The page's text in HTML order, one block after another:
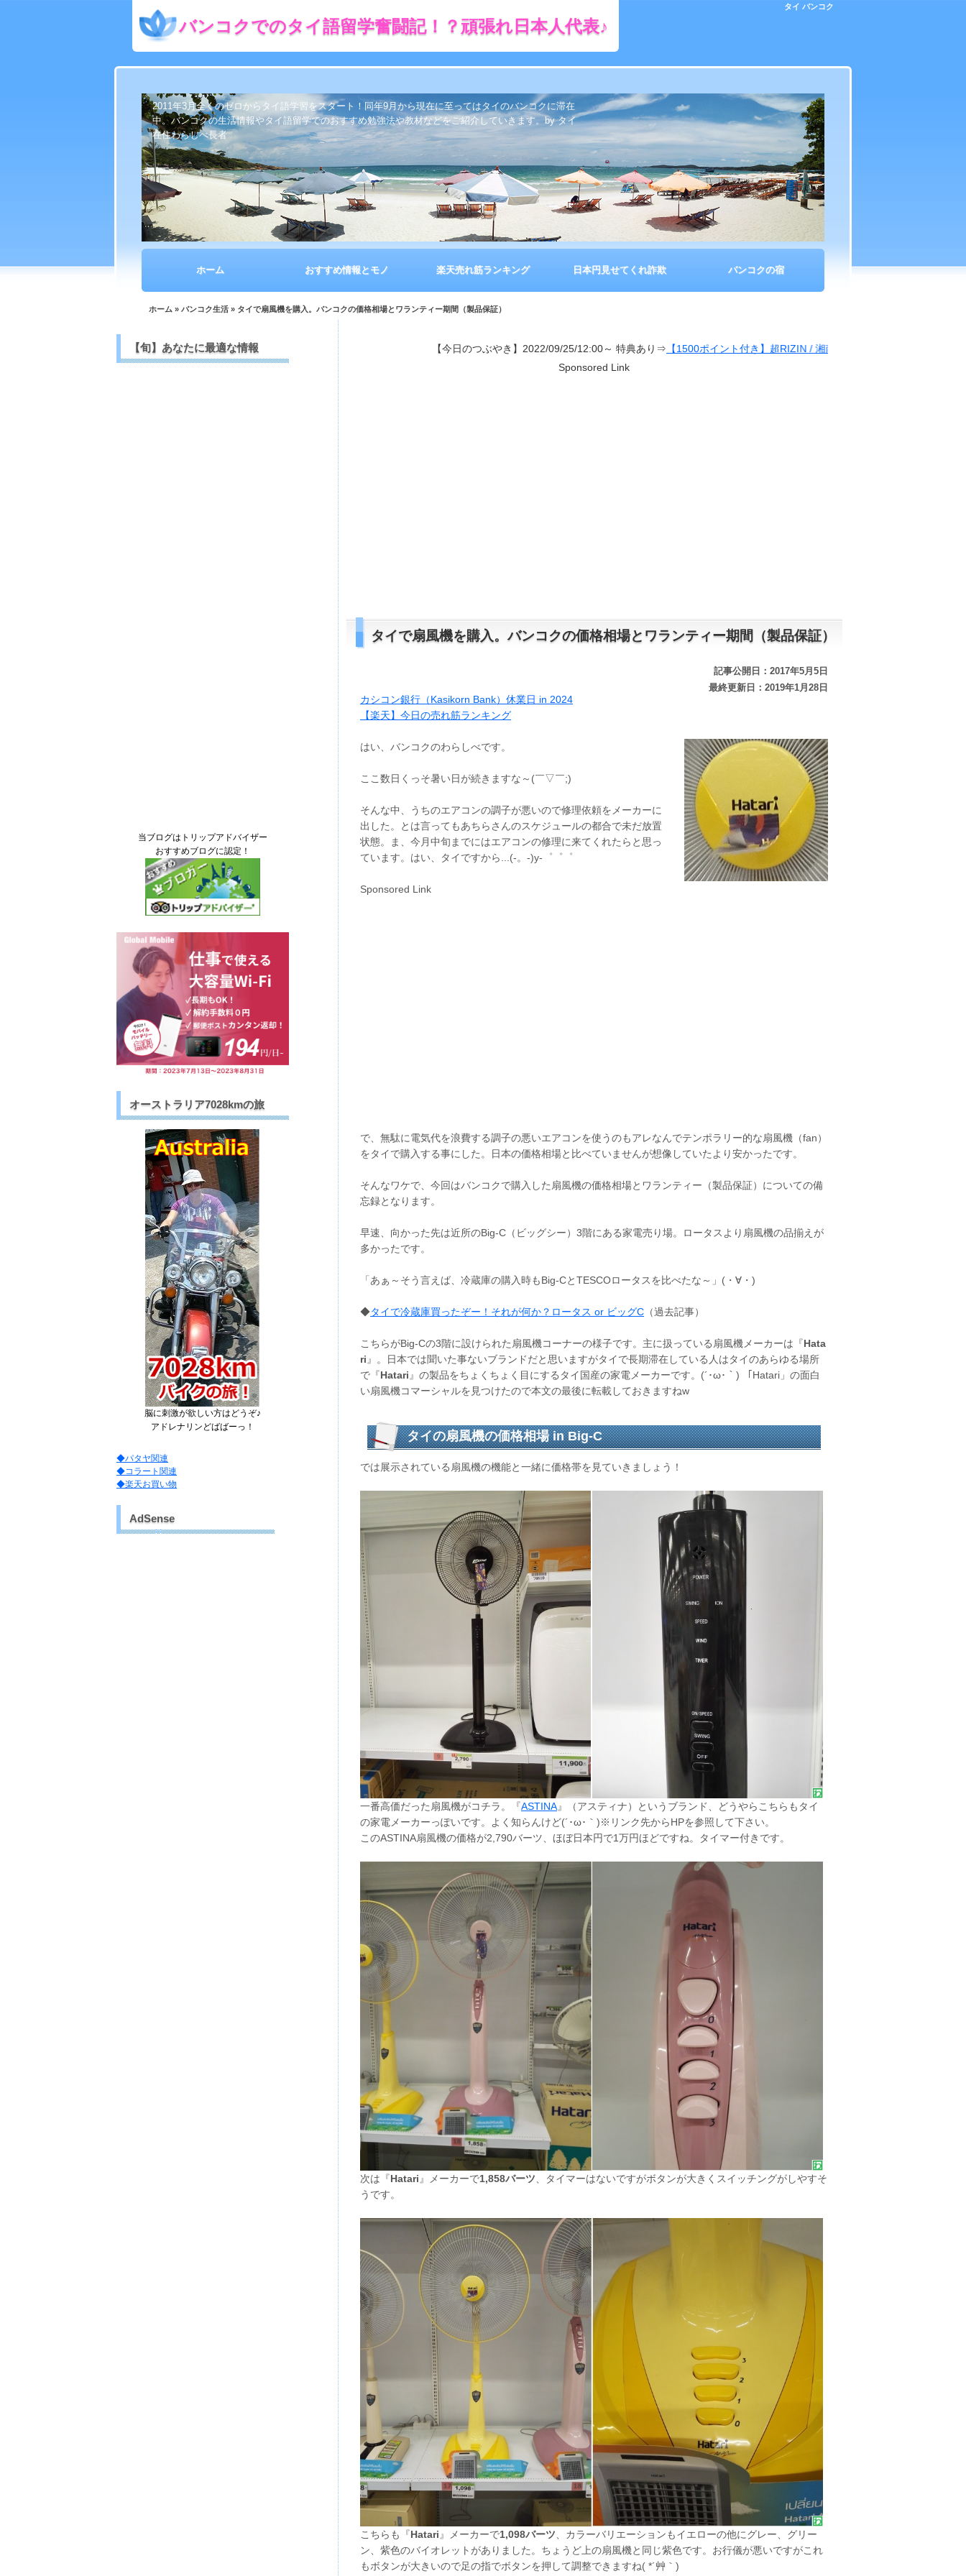
タイ バンコク
バンコクでのタイ語留学奮闘記！？頑張れ日本人代表♪
2011年3月全くのゼロからタイ語学習をスタート！同年9月から現在に至ってはタイのバンコクに滞在
中。バンコクの生活情報やタイ語留学でのおすすめ勉強法や教材などをご紹介していきます。by タイ
在住わらしべ長者
ホーム おすすめ情報とモノ 楽天売れ筋ランキング 日本円見せてくれ詐欺 バンコクの宿
ホーム » バンコク生活 » タイで扇風機を購入。バンコクの価格相場とワランティー期間（製品保証）
【今日のつぶやき】2022/09/25/12:00～ 特典あり⇒【1500ポイント付き】超RIZIN / 湘南美容クリニック presents RIZIN.38
Sponsored Link
タイで扇風機を購入。バンコクの価格相場とワランティー期間（製品保証）
記事公開日：2017年5月5日
最終更新日：2019年1月28日
カシコン銀行（Kasikorn Bank）休業日 in 2024
【楽天】今日の売れ筋ランキング
はい、バンコクのわらしべです。
ここ数日くっそ暑い日が続きますな～(￣▽￣;)
そんな中、うちのエアコンの調子が悪いので修理依頼をメーカーに
出した。とは言ってもあちらさんのスケジュールの都合で未だ放置
状態。ま、今月中旬までにはエアコンの修理に来てくれたらと思っ
ています。はい、タイですから...(-。-)y-゜゜゜
Sponsored Link
で、無駄に電気代を浪費する調子の悪いエアコンを使うのもアレなんでテンポラリー的な扇風機（fan）
をタイで購入する事にした。日本の価格相場と比べていませんが想像していたより安かったです。
そんなワケで、今回はバンコクで購入した扇風機の価格相場とワランティー（製品保証）についての備
忘録となります。
早速、向かった先は近所のBig-C（ビッグシー）3階にある家電売り場。ロータスより扇風機の品揃えが
多かったです。
「あぁ～そう言えば、冷蔵庫の購入時もBig-CとTESCOロータスを比べたな～」(・∀・)
◆タイで冷蔵庫買ったぞー！それが何か？ロータス or ビッグC （過去記事）
こちらがBig-Cの3階に設けられた扇風機コーナーの様子です。主に扱っている扇風機メーカーは『Hata
ri 』。日本では聞いた事ないブランドだと思いますがタイで長期滞在している人はタイのあらゆる場所
で『Hatari 』の製品をちょくちょく目にするタイ国産の家電メーカーです。(´･ω･｀) 「Hatari」の面白
い扇風機コマーシャルを見つけたので本文の最後に転載しておきますねw
タイの扇風機の価格相場 in Big-C
では展示されている扇風機の機能と一緒に価格帯を見ていきましょう！
一番高価だった扇風機がコチラ。『ASTINA』（アスティナ）というブランド、どうやらこちらもタイ
の家電メーカーっぽいです。よく知らんけど(´･ω･｀)※リンク先からHPを参照して下さい。
このASTINA扇風機の価格が2,790バーツ、ほぼ日本円で1万円ほどですね。タイマー付きです。
次は『Hatari 』メーカーで1,858バーツ 、タイマーはないですがボタンが大きくスイッチングがしやすそ
うです。
こちらも『Hatari 』メーカーで1,098バーツ 、カラーバリエーションもイエローの他にグレー、グリー
ン、紫色のバイオレットがありました。ちょうど上の扇風機と同じ紫色です。お行儀が悪いですがこれ
もボタンが大きいので足の指でボタンを押して調整できますね( *´艸｀)
【旬】あなたに最適な情報
当ブログはトリップアドバイザー
おすすめブログに認定！
オーストラリア7028kmの旅
脳に刺激が欲しい方はどうぞ♪
アドレナリンどばばーっ！
◆パタヤ関連
◆コラート関連
◆楽天お買い物
AdSense